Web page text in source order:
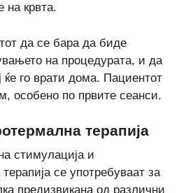
на крвта.
да се бара да биде
на процедурата, и да
ќе го врати дома. Пациентот
особено по првите сеанси.
терапија
стимулација и
се употребуваат за
предизвикана од различни